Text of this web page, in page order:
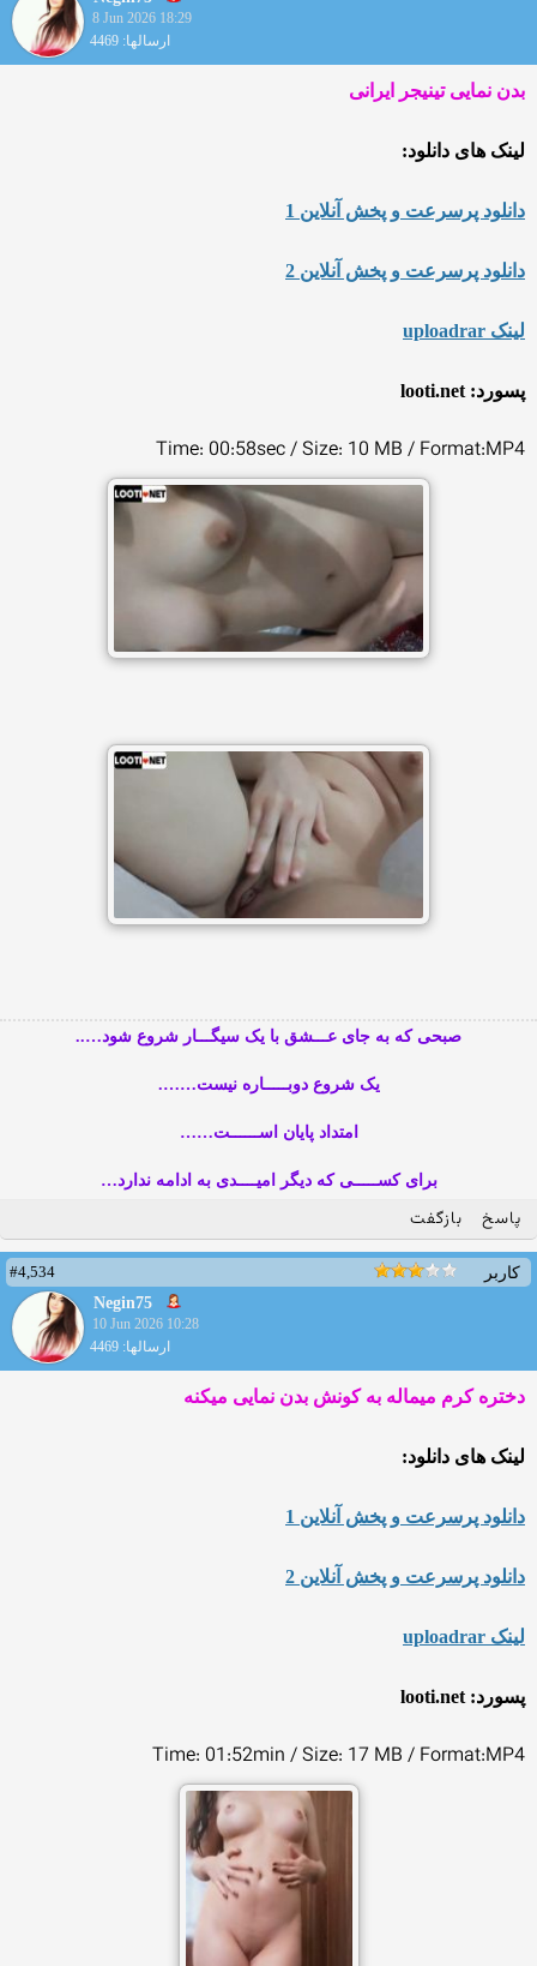
8 Jun 2026 18:29
ارسالها: 4469
بدن نمایی تینیجر ایرانی
لینک های دانلود:
دانلود پرسرعت و پخش آنلاین 1
دانلود پرسرعت و پخش آنلاین 2
لینک uploadrar
پسورد: looti.net
Time: 00:58sec / Size: 10 MB / Format:MP4
صبحی که به جای عـــشق با یک سیگـــار شروع شود…..
یک شروع دوبـــــاره نیست…….
امتداد پایان اســــــت……
برای کســـــی که دیگر امیــــدی به ادامه ندارد…
پاسخ بازگفت
کاربر
#4,534
Negin75
10 Jun 2026 10:28
ارسالها: 4469
دختره کرم میماله به کونش بدن نمایی میکنه
لینک های دانلود:
دانلود پرسرعت و پخش آنلاین 1
دانلود پرسرعت و پخش آنلاین 2
لینک uploadrar
پسورد: looti.net
Time: 01:52min / Size: 17 MB / Format:MP4